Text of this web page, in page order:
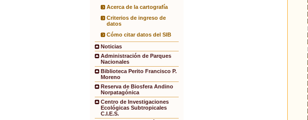
Acerca de la cartografía
Criterios de ingreso de
datos
Cómo citar datos del SIB
Noticias
Administración de Parques
Nacionales
Biblioteca Perito Francisco P.
Moreno
Reserva de Biosfera Andino
Norpatagónica
Centro de Investigaciones
Ecológicas Subtropicales
C.I.E.S.